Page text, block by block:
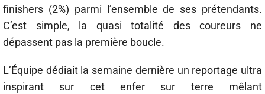
finishers (2%) parmi l’ensemble de ses prétendants.
C’est simple, la quasi totalité des coureurs ne
dépassent pas la première boucle.
L’Équipe dédiait la semaine dernière un reportage ultra
inspirant sur cet enfer sur terre mêlant